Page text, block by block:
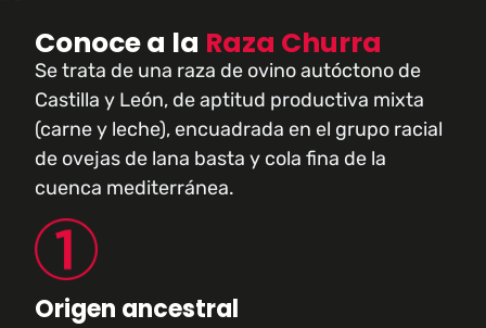
Conoce a la Raza Churra
Se trata de una raza de ovino autóctono de
Castilla y León, de aptitud productiva mixta
(carne y leche), encuadrada en el grupo racial
de ovejas de lana basta y cola fina de la
cuenca mediterránea.
Origen ancestral